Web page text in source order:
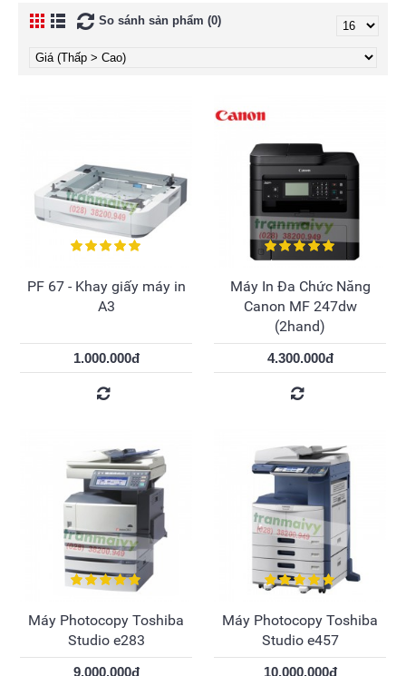
So sánh sản phẩm (0)
PF 67 - Khay giấy máy in
A3
1.000.000đ
Máy In Đa Chức Năng
Canon MF 247dw
(2hand)
4.300.000đ
Máy Photocopy Toshiba
Studio e283
9.000.000đ
Máy Photocopy Toshiba
Studio e457
10.000.000đ